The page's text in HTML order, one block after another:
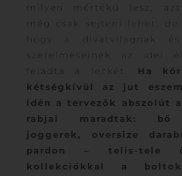
milyen mértékű lesz, azt
még csak sejteni lehet, de
hogy a divatvilágnak
szerelmeseinek az idei
feladta a leckét.
Ha
kétségkívül az jut
idén a tervezők abszolút
rabjai maradtak: bő
joggerek, oversize
pardon – telis-tele
kollekciókkal a